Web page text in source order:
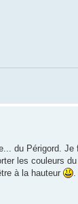
du Périgord. Je
les couleurs
à la hauteur